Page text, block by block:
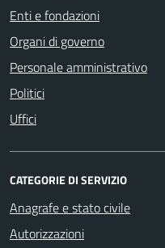
Enti e fondazioni
Organi di governo
Personale amministrativo
Politici
Uffici
CATEGORIE DI SERVIZIO
Anagrafe e stato civile
Autorizzazioni